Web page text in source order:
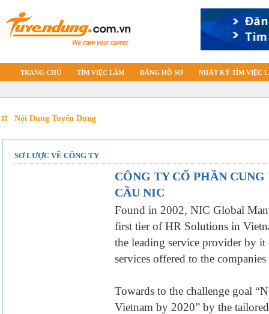
TRANG CHỦ TÌM VIỆC LÀM ĐĂNG HỒ SƠ NHẬT KÝ TÌM VIỆC
Nội Dung Tuyển Dụng
SƠ LƯỢC VỀ CÔNG TY
CÔNG TY CỔ PHẦN
CẦU NIC
Found in 2002, NIC Global
first tier of HR Solutions in
the leading service provider by it
services offered to the
Towards to the challenge goal
Vietnam by 2020” by the